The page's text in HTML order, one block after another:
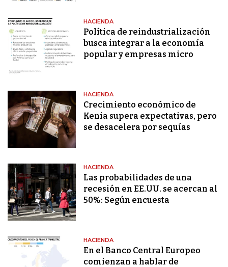
HACIENDA
Política de reindustrialización
busca integrar a la economía
popular y empresas micro
HACIENDA
Crecimiento económico de
Kenia supera expectativas, pero
se desacelera por sequías
HACIENDA
Las probabilidades de una
recesión en EE.UU. se acercan al
50%: Según encuesta
HACIENDA
En el Banco Central Europeo
comienzan a hablar de